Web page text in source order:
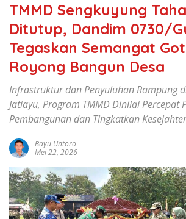
TMMD Sengkuyung
Ditutup, Dandim 0730/
Tegaskan Semangat
Royong Bangun Desa
Infrastruktur dan Penyuluhan Rampung
Jatiayu, Program TMMD Dinilai Percepat
Pembangunan dan Tingkatkan
Bayu Untoro
Mei 22, 2026